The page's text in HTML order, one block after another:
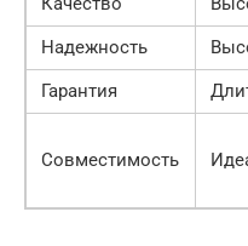
Надежность
Гарантия
Совместимость